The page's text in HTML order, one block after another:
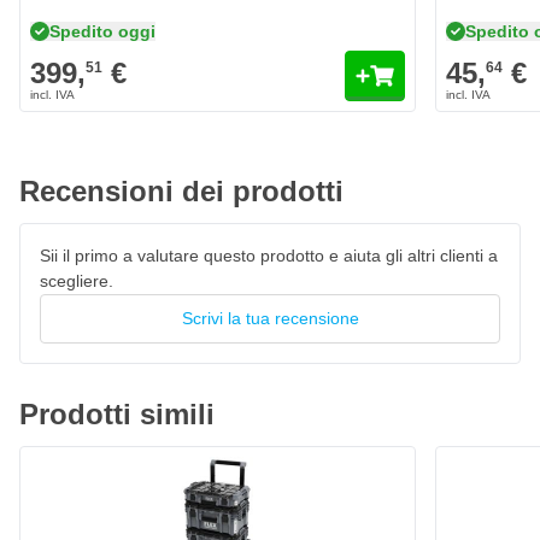
Costruzione robusta per un uso quotidiano
Base ideale per il trasporto modulare
Spedito oggi
399,51 €
Spedito
45,64 €
Recensioni dei prodotti
Sii il primo a valutare questo prodotto e aiuta gli altri clienti a
scegliere.
Scrivi la tua recensione
Prodotti simili